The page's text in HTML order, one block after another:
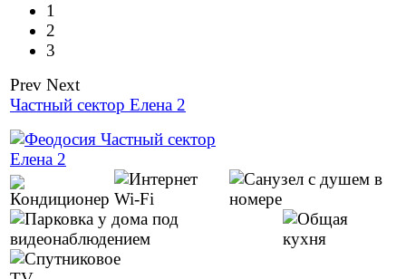
1
2
3
Prev Next
Частный сектор Елена 2